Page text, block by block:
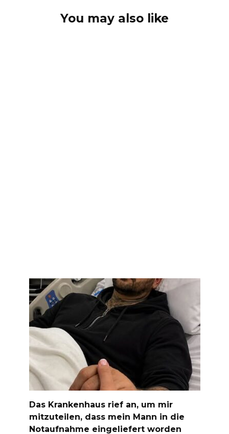
You may also like
Das Krankenhaus rief an, um mir
mitzuteilen, dass mein Mann in die
Notaufnahme eingeliefert worden